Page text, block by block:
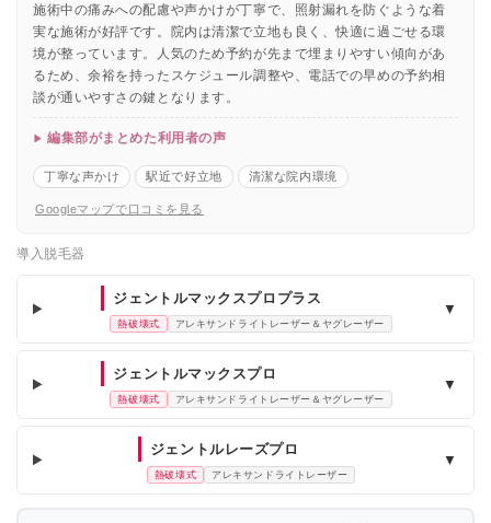
施術中の痛みへの配慮や声かけが丁寧で、照射漏れを防ぐような着
実な施術が好評です。院内は清潔で立地も良く、快適に過ごせる環
境が整っています。人気のため予約が先まで埋まりやすい傾向があ
るため、余裕を持ったスケジュール調整や、電話での早めの予約相
談が通いやすさの鍵となります。
編集部がまとめた利用者の声
丁寧な声かけ 駅近で好立地 清潔な院内環境
Googleマップで口コミを見る
導入脱毛器
ジェントルマックスプロプラス
熱破壊式 アレキサンドライトレーザー＆ヤグレーザー
▼
ジェントルマックスプロ
熱破壊式 アレキサンドライトレーザー＆ヤグレーザー
▼
ジェントルレーズプロ
熱破壊式 アレキサンドライトレーザー
▼